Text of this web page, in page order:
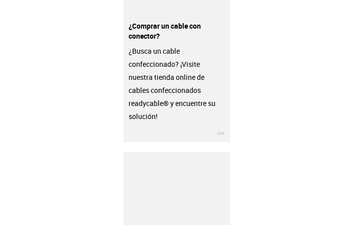
¿Comprar un cable con
conector?
¿Busca un cable
confeccionado? ¡Visite
nuestra tienda online de
cables confeccionados
readycable® y encuentre su
solución!